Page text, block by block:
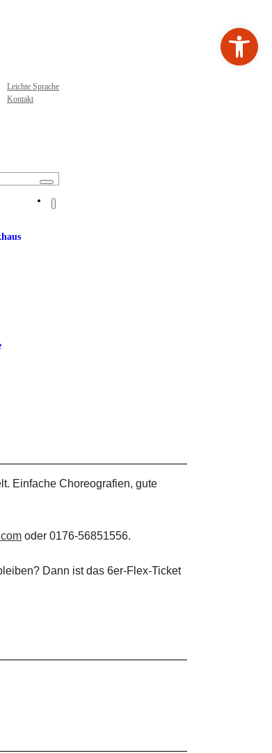
Leichte Sprache
Kontakt
Einfache Choreografien, gute
oder 0176-56851556.
Dann ist das 6er-Flex-Ticket